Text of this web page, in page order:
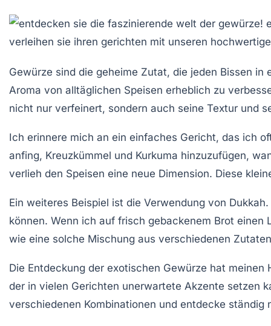
Gewürze sind die geheime Zutat, die jeden Bissen
Aroma von alltäglichen Speisen erheblich zu
nicht nur verfeinert, sondern auch seine Textur und
Ich erinnere mich an ein einfaches Gericht, das ich
anfing, Kreuzkümmel und Kurkuma hinzuzufügen,
verlieh den Speisen eine neue Dimension. Diese
Ein weiteres Beispiel ist die Verwendung von Dukkah
können. Wenn ich auf frisch gebackenem Brot
wie eine solche Mischung aus verschiedenen
Die Entdeckung der exotischen Gewürze hat meinen
der in vielen Gerichten unerwartete Akzente setzen
verschiedenen Kombinationen und entdecke ständig